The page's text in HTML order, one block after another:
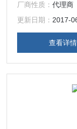
西门子数控伺服，
模块，在本公司购
一年内产品非人为
厂商性质：代理商
更新日期： 2017-
查看详情